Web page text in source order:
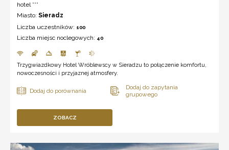
hotel ***
Miasto: Sieradz
Liczba uczestników: 100
Liczba miejsc noclegowych: 40
Trzygwiazdkowy Hotel Wróblewscy w Sieradzu to połączenie komfortu,
nowoczesności i przyjaznej atmosfery.
ZOBACZ